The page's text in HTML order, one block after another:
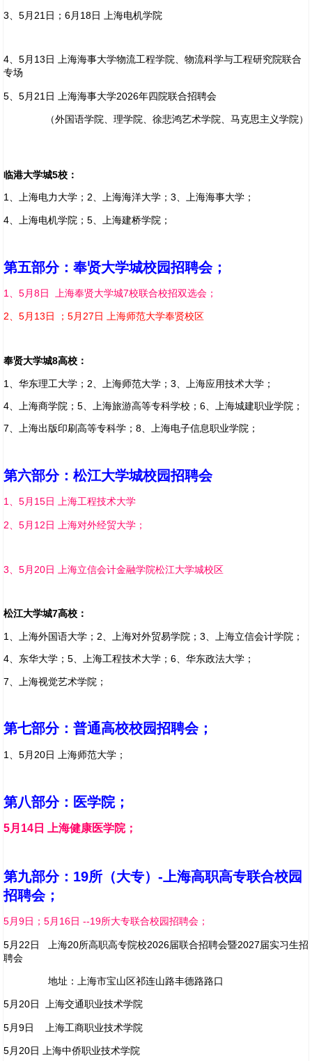
3、5月21日；6月18日 上海电机学院
4、5月13日 上海海事大学物流工程学院、物流科学与工程研究院联合
专场
5、5月21日 上海海事大学2026年四院联合招聘会
（外国语学院、理学院、徐悲鸿艺术学院、马克思主义学院）
临港大学城5校：
1、上海电力大学；2、上海海洋大学；3、上海海事大学；
4、上海电机学院；5、上海建桥学院；
第五部分：奉贤大学城校园招聘会；
1、5月8日 上海奉贤大学城7校联合校招双选会；
2、 5月13日 ；5月27日 上海师范大学奉贤校区
奉贤大学城8高校：
1、华东理工大学；2、上海师范大学；3、上海应用技术大学；
4、上海商学院；5、上海旅游高等专科学校；6、上海城建职业学院；
7、上海出版印刷高等专科学；8、上海电子信息职业学院；
第六部分：松江大学城校园招聘会
1、5月15日 上海工程技术大学
2、5月12日 上海对外经贸大学；
3、 5月20日 上海立信会计金融学院松江大学城校区
松江大学城7高校：
1、上海外国语大学；2、上海对外贸易学院；3、上海立信会计学院；
4、东华大学；5、上海工程技术大学；6、华东政法大学；
7、上海视觉艺术学院；
第七部分：普通高校校园招聘会；
1、5月20日 上海师范大学；
第八部分：医学院；
5月14日 上海健康医学院；
第九部分：19所（大专）-上海高职高专联合校园
招聘会；
5月9日；5月16日 --19所大专联合校园招聘会；
5月22日 上海20所高职高专院校2026届联合招聘会暨2027届实习生招
聘会
地址：上海市宝山区祁连山路丰德路路口
5月20日 上海交通职业技术学院
5月9日 上海工商职业技术学院
5月20日 上海中侨职业技术学院